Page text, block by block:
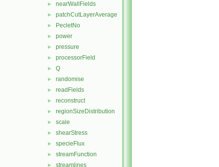
► nearWallFields
► patchCutLayerAverage
► PecletNo
► power
► pressure
► processorField
► Q
► randomise
► readFields
► reconstruct
► regionSizeDistribution
► scale
► shearStress
► specieFlux
► streamFunction
► streamlines